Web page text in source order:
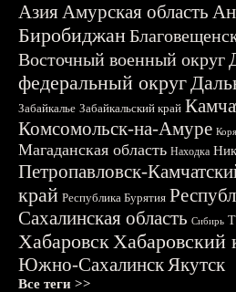
АзияАмурская область
Биробиджан
Восточный военный округ
федеральный округ
Забайкалье Забайкальский край
Комсомольск-на-Амуре
Магаданская область Находка
Петропавловск-
край Республика Бурятия
Сахалинская область Сибирь
ХабаровскХабаровский
Южно-СахалинскЯкутск
Все теги >>